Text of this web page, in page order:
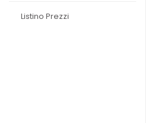
Listino Prezzi